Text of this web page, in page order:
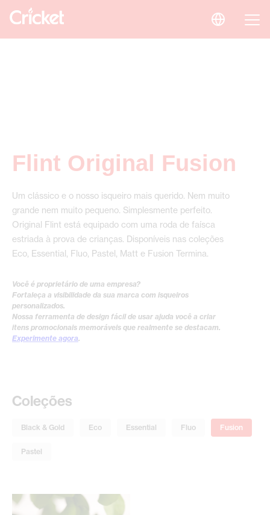
Flint Original Fusion
Um clássico e o nosso isqueiro mais querido. Nem muito
grande nem muito pequeno. Simplesmente perfeito.
Original Flint está equipado com uma roda de faísca
estriada à prova de crianças. Disponíveis nas coleções
Eco, Essential, Fluo, Pastel, Matt e Fusion Termina.
Você é proprietário de uma empresa?
Fortaleça a visibilidade da sua marca com isqueiros
personalizados.
Nossa ferramenta de design fácil de usar ajuda você a criar
itens promocionais memoráveis que realmente se destacam.
Experimente agora.
Coleções
Black & Gold Eco Essential Fluo Fusion
Pastel